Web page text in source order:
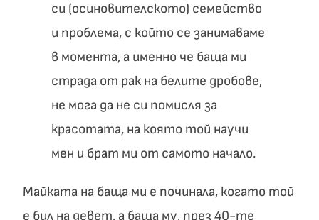
си (осиновителското) семейство
и проблема, с който се занимаваме
в момента, а именно че баща ми
страда от рак на белите дробове,
не мога да не си помисля за
красотата, на която той научи
мен и брат ми от самото начало.
Майката на баща ми е починала, когато той
е бил на девет, а баща му, през 40-те